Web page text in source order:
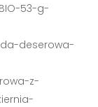
53-g-
deserowa-
z-